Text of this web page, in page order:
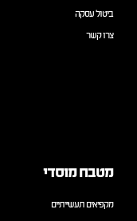
ביטול עסקה
צרו קשר
מטבח מוסדי
מקפיאים תעשייתיים